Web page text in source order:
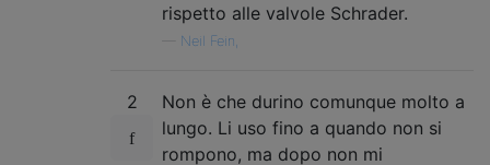
rispetto alle valvole Schrader.
Neil Fein,
2
Non è che durino comunque molto a
lungo. Li uso fino a quando non si
rompono, ma dopo non mi